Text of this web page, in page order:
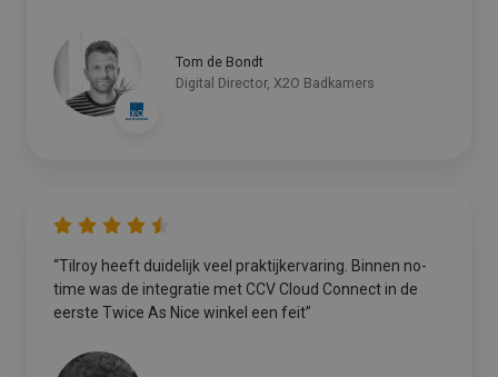
Tom de Bondt
Digital Director, X2O Badkamers
“Tilroy heeft duidelijk veel praktijkervaring. Binnen no-
time was de integratie met CCV Cloud Connect in de
eerste Twice As Nice winkel een feit”